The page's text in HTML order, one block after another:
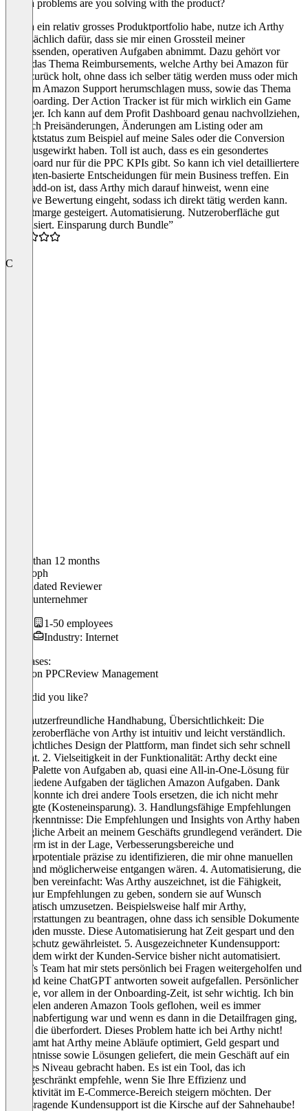
Which problems are you solving with the product?
Da ich ein relativ grosses Produktportfolio habe, nutze ich Arthy
hauptsächlich dafür, dass sie mir einen Grossteil meiner
zeitfressenden, operativen Aufgaben abnimmt. Dazu gehört vor
allem das Thema Reimbursements, welche Arthy bei Amazon für
mich zurück holt, ohne dass ich selber tätig werden muss oder mich
mit dem Amazon Support herumschlagen muss, sowie das Thema
Dashboarding. Der Action Tracker ist für mich wirklich ein Game
Changer. Ich kann auf dem Profit Dashboard genau nachvollziehen,
wie sich Preisänderungen, Änderungen am Listing oder am
Produktstatus zum Beispiel auf meine Sales oder die Conversion
Rate ausgewirkt haben. Toll ist auch, dass es ein gesondertes
Dashboard nur für die PPC KPIs gibt. So kann ich viel detailliertere
und daten-basierte Entscheidungen für mein Business treffen. Ein
tolles add-on ist, dass Arthy mich darauf hinweist, wenn eine
negative Bewertung eingeht, sodass ich direkt tätig werden kann.
“Profitmarge gesteigert. Automatisierung. Nutzeroberfläche gut
visualisiert. Einsparung durch Bundle”
C
Older than 12 months
Christoph
Validated Reviewer
Einzelunternehmer
1-50 employees
Industry: Internet
Use cases:
Amazon PPCReview Management
What did you like?
1. Benutzerfreundliche Handhabung, Übersichtlichkeit: Die
Benutzeroberfläche von Arthy ist intuitiv und leicht verständlich.
Übersichtliches Design der Plattform, man findet sich sehr schnell
zurecht. 2. Vielseitigkeit in der Funktionalität: Arthy deckt eine
breite Palette von Aufgaben ab, quasi eine All-in-One-Lösung für
verschiedene Aufgaben der täglichen Amazon Aufgaben. Dank
Arthy konnte ich drei andere Tools ersetzen, die ich nicht mehr
benötigte (Kosteneinsparung). 3. Handlungsfähige Empfehlungen
und Erkenntnisse: Die Empfehlungen und Insights von Arthy haben
die tägliche Arbeit an meinem Geschäfts grundlegend verändert. Die
Plattform ist in der Lage, Verbesserungsbereiche und
Einsparpotentiale präzise zu identifizieren, die mir ohne manuellen
Aufwand möglicherweise entgangen wären. 4. Automatisierung, die
Aufgaben vereinfacht: Was Arthy auszeichnet, ist die Fähigkeit,
nicht nur Empfehlungen zu geben, sondern sie auf Wunsch
automatisch umzusetzen. Beispielsweise half mir Arthy,
Rückerstattungen zu beantragen, ohne dass ich sensible Dokumente
hochladen musste. Diese Automatisierung hat Zeit gespart und den
Datenschutz gewährleistet. 5. Ausgezeichneter Kundensupport:
Außerdem wirkt der Kunden-Service bisher nicht automatisiert.
Arthy’s Team hat mir stets persönlich bei Fragen weitergeholfen und
mir sind keine ChatGPT antworten soweit aufgefallen. Persönlicher
Service, vor allem in der Onboarding-Zeit, ist sehr wichtig. Ich bin
von vielen anderen Amazon Tools geflohen, weil es immer
Massenabfertigung war und wenn es dann in die Detailfragen ging,
waren die überfordert. Dieses Problem hatte ich bei Arthy nicht!
Insgesamt hat Arthy meine Abläufe optimiert, Geld gespart und
Erkenntnisse sowie Lösungen geliefert, die mein Geschäft auf ein
höheres Niveau gebracht haben. Es ist ein Tool, das ich
uneingeschränkt empfehle, wenn Sie Ihre Effizienz und
Produktivität im E-Commerce-Bereich steigern möchten. Der
herausragende Kundensupport ist die Kirsche auf der Sahnehaube!